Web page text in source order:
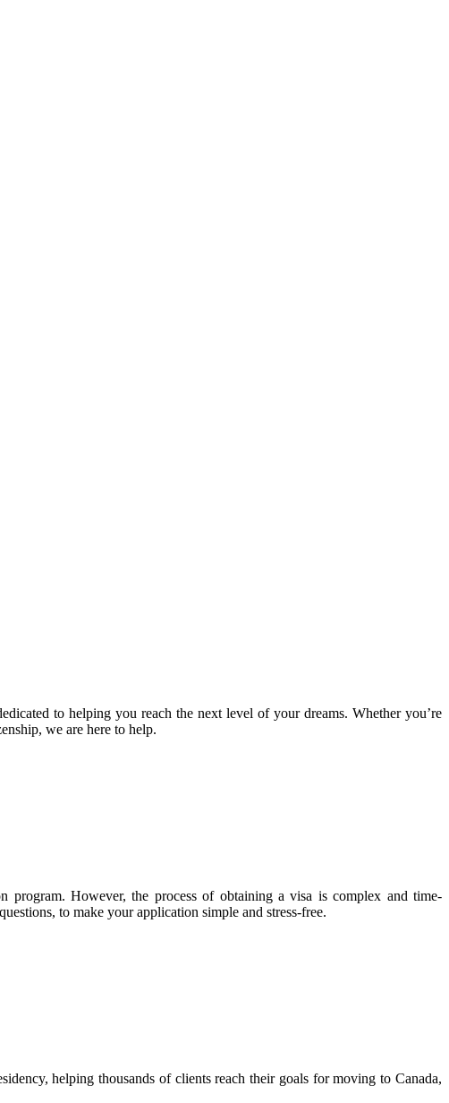
to helping you reach the next level of your dreams. Whether you’re
we are here to help.
program. However, the process of obtaining a visa is complex and time-
to make your application simple and stress-free.
helping thousands of clients reach their goals for moving to Canada,